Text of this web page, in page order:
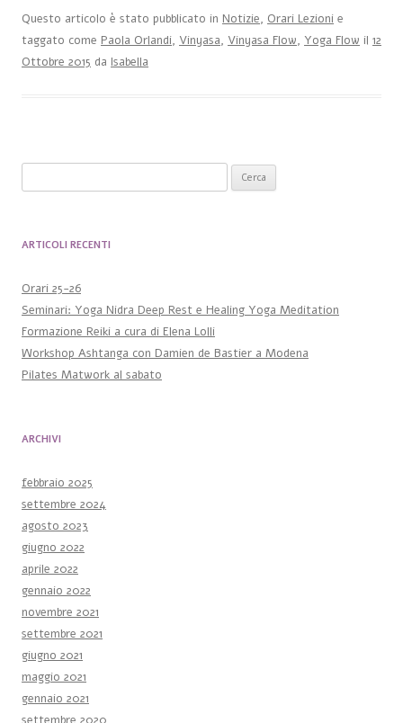
Questo articolo è stato pubblicato in Notizie, Orari Lezioni e
taggato come Paola Orlandi, Vinyasa, Vinyasa Flow, Yoga Flow il 12
Ottobre 2015 da Isabella
ARTICOLI RECENTI
Orari 25-26
Seminari: Yoga Nidra Deep Rest e Healing Yoga Meditation
Formazione Reiki a cura di Elena Lolli
Workshop Ashtanga con Damien de Bastier a Modena
Pilates Matwork al sabato
ARCHIVI
febbraio 2025
settembre 2024
agosto 2023
giugno 2022
aprile 2022
gennaio 2022
novembre 2021
settembre 2021
giugno 2021
maggio 2021
gennaio 2021